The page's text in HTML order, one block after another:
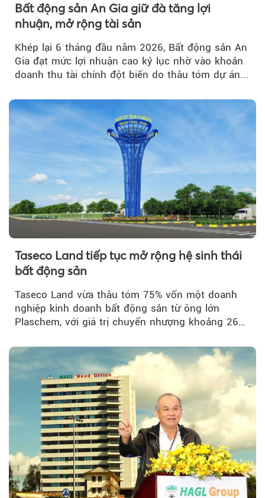
Bất động sản An Gia giữ đà tăng lợi
nhuận, mở rộng tài sản
Khép lại 6 tháng đầu năm 2026, Bất động sản An
Gia đạt mức lợi nhuận cao kỷ lục nhờ vào khoản
doanh thu tài chính đột biến do thâu tóm dự án...
Taseco Land tiếp tục mở rộng hệ sinh thái
bất động sản
Taseco Land vừa thâu tóm 75% vốn một doanh
nghiệp kinh doanh bất động sản từ ông lớn
Plaschem, với giá trị chuyển nhượng khoảng 262